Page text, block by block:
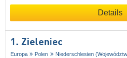
Details
1. Zieleniec
Europa Polen Niederschlesien